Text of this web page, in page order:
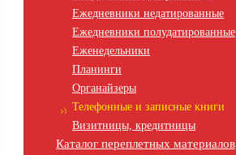
Ежедневники недатированные
Ежедневники полудатированные
Еженедельники
Планинги
Органайзеры
Телефонные и записные книги
Визитницы, кредитницы
Каталог переплетных материалов